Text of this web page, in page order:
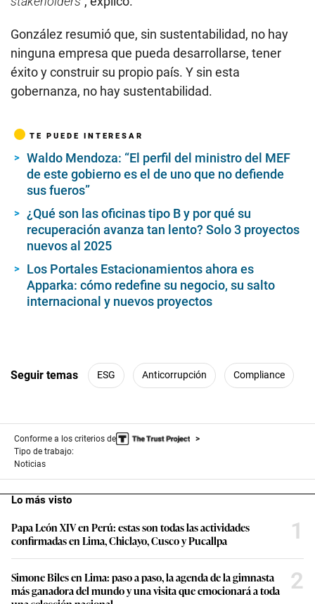
González resumió que, sin sustentabilidad, no hay
ninguna empresa que pueda desarrollarse, tener
éxito y construir su propio país. Y sin esta
gobernanza, no hay sustentabilidad.
TE PUEDE INTERESAR
Waldo Mendoza: “El perfil del ministro del MEF
de este gobierno es el de uno que no defiende
sus fueros”
¿Qué son las oficinas tipo B y por qué su
recuperación avanza tan lento? Solo 3 proyectos
nuevos al 2025
Los Portales Estacionamientos ahora es
Apparka: cómo redefine su negocio, su salto
internacional y nuevos proyectos
Seguir temas ESG Anticorrupción Compliance
Conforme a los criterios de
Tipo de trabajo:
Noticias
Lo más visto
Papa León XIV en Perú: estas son todas las actividades
confirmadas en Lima, Chiclayo, Cusco y Pucallpa
1
Simone Biles en Lima: paso a paso, la agenda de la gimnasta
más ganadora del mundo y una visita que emocionará a toda
2